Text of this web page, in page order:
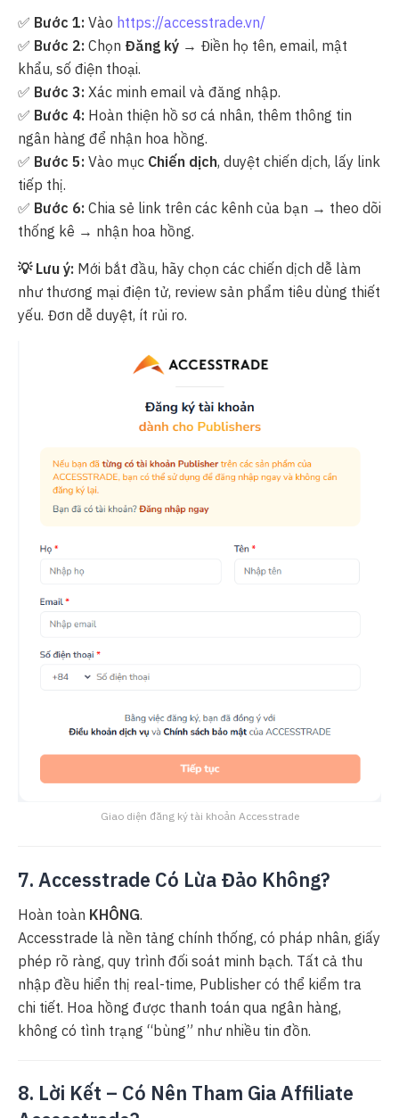
✅ Bước 1: Vào https://accesstrade.vn/
✅ Bước 2: Chọn Đăng ký → Điền họ tên, email, mật
khẩu, số điện thoại.
✅ Bước 3: Xác minh email và đăng nhập.
✅ Bước 4: Hoàn thiện hồ sơ cá nhân, thêm thông tin
ngân hàng để nhận hoa hồng.
✅ Bước 5: Vào mục Chiến dịch, duyệt chiến dịch, lấy link
tiếp thị.
✅ Bước 6: Chia sẻ link trên các kênh của bạn → theo dõi
thống kê → nhận hoa hồng.
💡 Lưu ý: Mới bắt đầu, hãy chọn các chiến dịch dễ làm
như thương mại điện tử, review sản phẩm tiêu dùng thiết
yếu. Đơn dễ duyệt, ít rủi ro.
Giao diện đăng ký tài khoản Accesstrade
7. Accesstrade Có Lừa Đảo Không?
Hoàn toàn KHÔNG.
Accesstrade là nền tảng chính thống, có pháp nhân, giấy
phép rõ ràng, quy trình đối soát minh bạch. Tất cả thu
nhập đều hiển thị real-time, Publisher có thể kiểm tra
chi tiết. Hoa hồng được thanh toán qua ngân hàng,
không có tình trạng “bùng” như nhiều tin đồn.
8. Lời Kết – Có Nên Tham Gia Affiliate